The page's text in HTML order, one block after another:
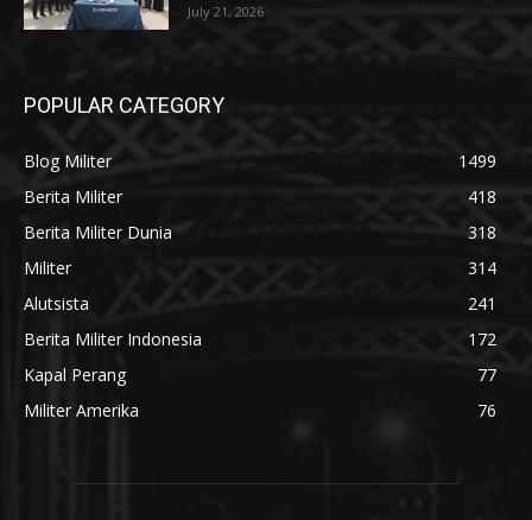
July 21, 2026
POPULAR CATEGORY
Blog Militer
1499
Berita Militer
418
Berita Militer Dunia
318
Militer
314
Alutsista
241
Berita Militer Indonesia
172
Kapal Perang
77
Militer Amerika
76